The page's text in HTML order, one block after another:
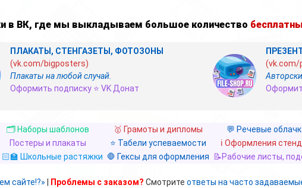
в ВК, где мы выкладываем большое количество
ПЛАКАТЫ, СТЕНГАЗЕТЫ, ФОТОЗОНЫ
(vk.com/bigposters)
Плакаты на любой случай.
Оформить подписку ⭐ VK Донат
(vk.com/
🗂️ Наборы шаблонов 🥇 Грамоты и дипломы 💬 Речевые
Постеры и плакаты ⭐ Табели успеваемости ℹ️ Оформления
Школьные растяжки 🛑 Гексы для оформления 📝Рабочие листы,
сайте!?» Проблемы с заказом? Смотрите ответы на часто